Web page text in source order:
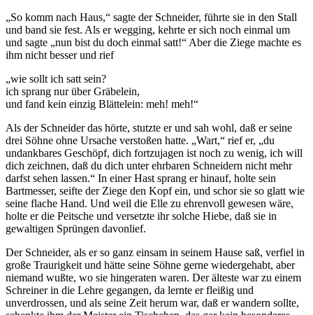
„So komm nach Haus,“ sagte der Schneider, führte sie in den Stall
und band sie fest. Als er wegging, kehrte er sich noch einmal um
und sagte „nun bist du doch einmal satt!“ Aber die Ziege machte es
ihm nicht besser und rief
„wie sollt ich satt sein?
ich sprang nur über Gräbelein,
und fand kein einzig Blättelein: meh! meh!“
Als der Schneider das hörte, stutzte er und sah wohl, daß er seine
drei Söhne ohne Ursache verstoßen hatte. „Wart,“ rief er, „du
undankbares Geschöpf, dich fortzujagen ist noch zu wenig, ich will
dich zeichnen, daß du dich unter ehrbaren Schneidern nicht mehr
darfst sehen lassen.“ In einer Hast sprang er hinauf, holte sein
Bartmesser, seifte der Ziege den Kopf ein, und schor sie so glatt wie
seine flache Hand. Und weil die Elle zu ehrenvoll gewesen wäre,
holte er die Peitsche und versetzte ihr solche Hiebe, daß sie in
gewaltigen Sprüngen davonlief.
Der Schneider, als er so ganz einsam in seinem Hause saß, verfiel in
große Traurigkeit und hätte seine Söhne gerne wiedergehabt, aber
niemand wußte, wo sie hingeraten waren. Der älteste war zu einem
Schreiner in die Lehre gegangen, da lernte er fleißig und
unverdrossen, und als seine Zeit herum war, daß er wandern sollte,